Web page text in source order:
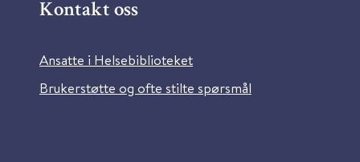
Kontakt oss
Ansatte i Helsebiblioteket
Brukerstøtte og ofte stilte spørsmål